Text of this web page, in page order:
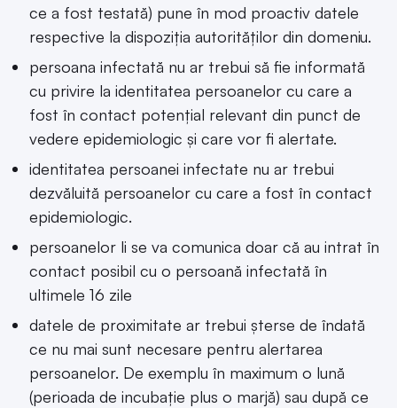
ce a fost testată) pune în mod proactiv datele
respective la dispoziția autorităților din domeniu.
persoana infectată nu ar trebui să fie informată
cu privire la identitatea persoanelor cu care a
fost în contact potențial relevant din punct de
vedere epidemiologic și care vor fi alertate.
identitatea persoanei infectate nu ar trebui
dezvăluită persoanelor cu care a fost în contact
epidemiologic.
persoanelor li se va comunica doar că au intrat în
contact posibil cu o persoană infectată în
ultimele 16 zile
datele de proximitate ar trebui șterse de îndată
ce nu mai sunt necesare pentru alertarea
persoanelor. De exemplu în maximum o lună
(perioada de incubație plus o marjă) sau după ce